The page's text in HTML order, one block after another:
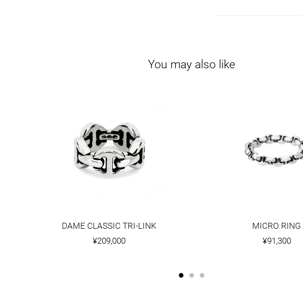
You may also like
DAME CLASSIC TRI-LINK
¥209,000
MICRO RING
¥91,300